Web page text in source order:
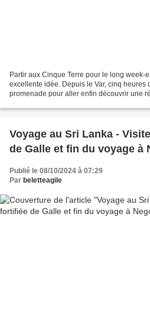
Partir aux Cinque Terre pour le long week-
excellente idée. Depuis le Var, cinq heures
promenade pour aller enfin découvrir une
Voyage au Sri Lanka -
de Galle et fin du voyage à
Publié le 08/10/2024 à 07:29
Par beletteagile